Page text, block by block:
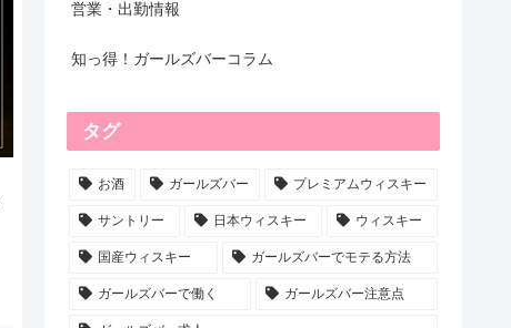
営業・出勤情報
知っ得！ガールズバーコラム
タグ
お酒 ガールズバー プレミアムウィスキー
サントリー 日本ウィスキー ウィスキー
国産ウィスキー ガールズバーでモテる方法
ガールズバーで働く ガールズバー注意点